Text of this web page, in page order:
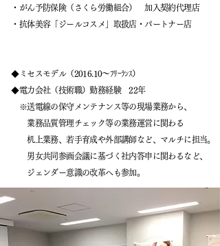
​ ・がん予防保険（さくら労働組合） 加入契約代理店
・抗体美容「ジールコスメ」取扱店・パートナー店
◆ミセスモデル（2016.10～ﾌﾘｰﾗﾝｽ）
◆電力会社（技術職）勤務経験 22年
※送電線の保守メンテナンス等の現場業務から、
業務品質管理チェック等の業務運営に関わる
机上業務、若手育成や外部講師など、マルチに担当。
男女共同参画会議に基づく社内答申に関わるなど、
ジェンダー意識の改革へも参加。